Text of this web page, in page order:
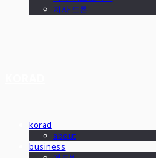
지사 드론
korad
about
business